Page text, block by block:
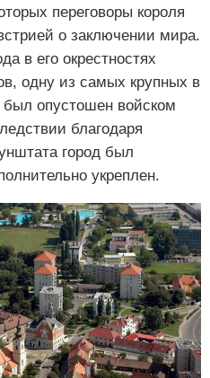
переговоры короля
о заключении мира.
в его окрестностях
одну из самых крупных в
опустошен войском
благодаря
город был
укреплен.